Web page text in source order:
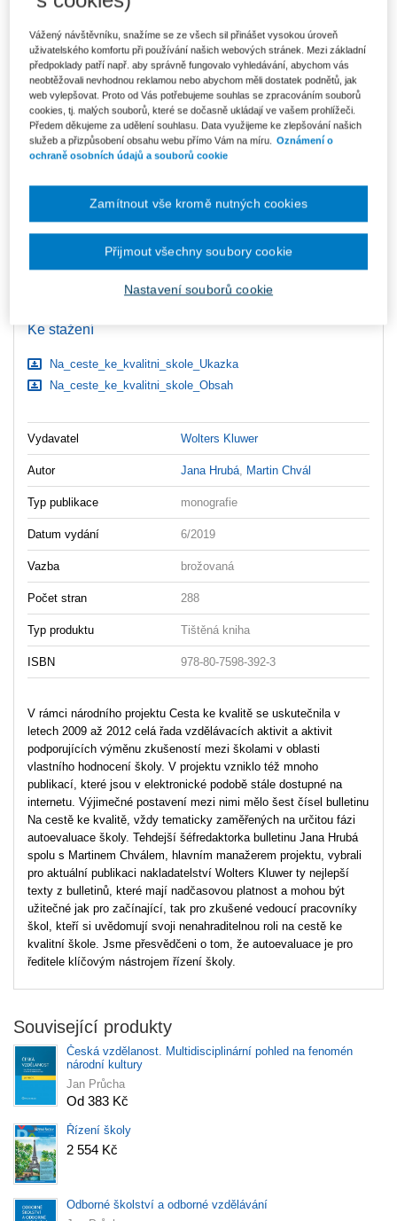
E-kniha Smarteca + soubory ke stažení
V prodeji - ihned k dispozici
Co je Smarteca?
Kde najdu soubory e-knih?
690 Kč
Ušetříte 363 Kč
Balíček - Tištěná kniha + E-kniha
Smarteca
Skladem- expedice do 2 pracovních dnů
Upozorňujeme, že v období od 1.8. do 21.8. z technických
zaslány dodatečně e-mailem.
Ke stažení
Na_ceste_ke_kvalitni_skole_Ukazka
Na_ceste_ke_kvalitni_skole_Obsah
Vydavatel Wolters Kluwer
Autor Jana Hrubá Martin Chvál
Typ publikace monografie
Datum vydání 6/2019
Vazba brožovaná
Počet stran 288
Typ produktu Tištěná kniha
ISBN 978-80-7598-392-3
V rámci národního projektu Cesta ke kvalitě se uskutečnila v
letech 2009 až 2012 celá řada vzdělávacích aktivit a aktivit
podporujících výměnu zkušeností mezi školami v oblasti
vlastního hodnocení školy. V projektu vzniklo též mnoho
publikací, které jsou v elektronické podobě stále dostupné na
internetu. Výjimečné postavení mezi nimi mělo šest čísel bulletinu
Na cestě ke kvalitě, vždy tematicky zaměřených na určitou fázi
autoevaluace školy. Tehdejší šéfredaktorka bulletinu Jana Hrubá
spolu s Martinem Chválem, hlavním manažerem projektu, vybrali
pro aktuální publikaci nakladatelství Wolters Kluwer ty nejlepší
texty z bulletinů, které mají nadčasovou platnost a mohou být
užitečné jak pro začínající, tak pro zkušené vedoucí pracovníky
škol, kteří si uvědomují svoji nenahraditelnou roli na cestě ke
kvalitní škole. Jsme přesvědčeni o tom, že autoevaluace je pro
ředitele klíčovým nástrojem řízení školy.
Související produkty
Česká vzdělanost. Multidisciplinární pohled na fenomén
národní kultury
Jan Průcha
Od 383 Kč
Řízení školy
2 554 Kč
Odborné školství a odborné vzdělávání
Vážený návštěvníku, snažíme se ze všech sil přinášet vysokou úroveň
uživatelského komfortu při používání našich webových stránek. Mezi základní
předpoklady patří např. aby správně fungovalo vyhledávání, abychom vás
neobtěžovali nevhodnou reklamou nebo abychom měli dostatek podnětů, jak
web vylepšovat. Proto od Vás potřebujeme souhlas se zpracováním souborů
cookies, tj. malých souborů, které se dočasně ukládají ve vašem prohlížeči.
Předem děkujeme za udělení souhlasu. Data využijeme ke zlepšování našich
služeb a přizpůsobení obsahu webu přímo Vám na míru. Oznámení o
ochraně osobních údajů a souborů cookie
Nastavení souborů cookie
Zamítnout vše kromě nutných cookies
Přijmout všechny soubory cookie